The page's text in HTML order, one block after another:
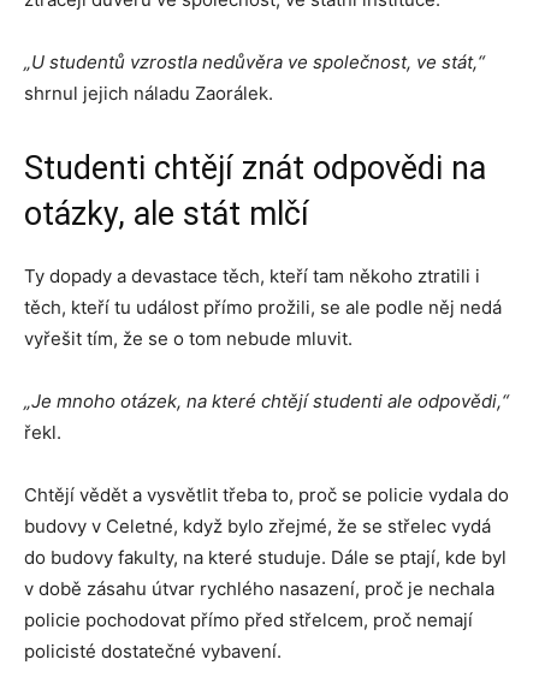
„U studentů vzrostla nedůvěra ve společnost, ve stát,“
shrnul jejich náladu Zaorálek.
Studenti chtějí znát odpovědi na
otázky, ale stát mlčí
Ty dopady a devastace těch, kteří tam někoho ztratili i
těch, kteří tu událost přímo prožili, se ale podle něj nedá
vyřešit tím, že se o tom nebude mluvit.
„Je mnoho otázek, na které chtějí studenti ale odpovědi,“
řekl.
Chtějí vědět a vysvětlit třeba to, proč se policie vydala do
budovy v Celetné, když bylo zřejmé, že se střelec vydá
do budovy fakulty, na které studuje. Dále se ptají, kde byl
v době zásahu útvar rychlého nasazení, proč je nechala
policie pochodovat přímo před střelcem, proč nemají
policisté dostatečné vybavení.